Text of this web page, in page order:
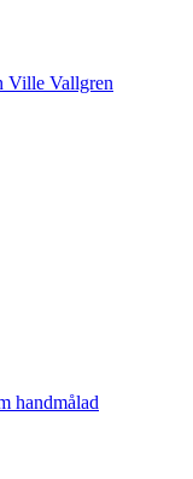
Ville Vallgren
handmålad